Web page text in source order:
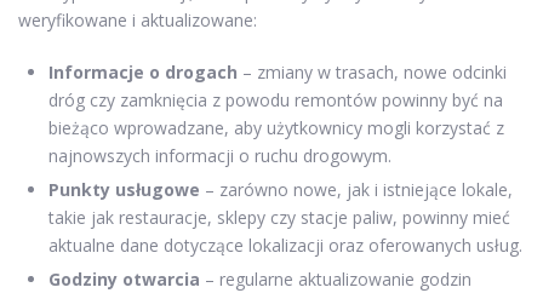
weryfikowane i aktualizowane:
Informacje o drogach – zmiany w trasach, nowe odcinki
dróg czy zamknięcia z powodu remontów powinny być na
bieżąco wprowadzane, aby użytkownicy mogli korzystać z
najnowszych informacji o ruchu drogowym.
Punkty usługowe – zarówno nowe, jak i istniejące lokale,
takie jak restauracje, sklepy czy stacje paliw, powinny mieć
aktualne dane dotyczące lokalizacji oraz oferowanych usług.
Godziny otwarcia – regularne aktualizowanie godzin